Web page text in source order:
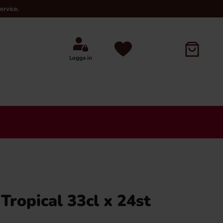
Logga in
33cl x 24st